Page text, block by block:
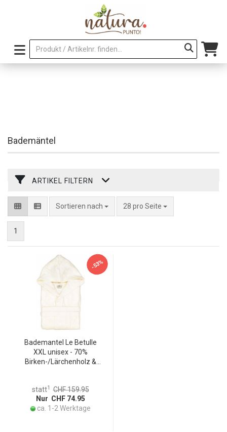
Bademäntel
ARTIKEL FILTERN
Sortieren nach 28 pro Seite
1
-53%
Bademantel Le Betulle
XXL unisex - 70%
Birken-/Lärchenholz &
zertifiziert - Patentiert -
500g/m²
statt1 CHF 159.95
Nur CHF 74.95
ca. 1-2 Werktage